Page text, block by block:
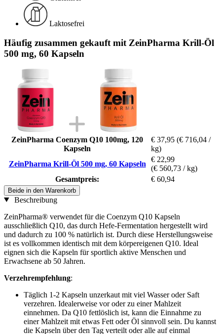
Laktosefrei
Häufig zusammen gekauft mit ZeinPharma Krill-Öl
500 mg, 60 Kapseln
ZeinPharma Coenzym Q10 100mg, 120
Kapseln
€ 37,95 (€ 716,04 /
kg)
ZeinPharma Krill-Öl 500 mg, 60 Kapseln
€ 22,99
(€ 560,73 / kg)
Gesamtpreis:
€ 60,94
Beide in den Warenkorb
Beschreibung
ZeinPharma® verwendet für die Coenzym Q10 Kapseln
ausschließlich Q10, das durch Hefe-Fermentation hergestellt wird
und dadurch zu 100 % natürlich ist. Durch diese Herstellungsweise
ist es vollkommen identisch mit dem körpereigenen Q10. Ideal
eignen sich die Kapseln für sportlich aktive Menschen und
Erwachsene ab 50 Jahren.
Verzehrempfehlung:
Täglich 1-2 Kapseln unzerkaut mit viel Wasser oder Saft
verzehren. Idealerweise vor oder zu einer Mahlzeit
einnehmen. Da Q10 fettlöslich ist, kann die Einnahme zu
einer Mahlzeit mit etwas Fett oder Öl sinnvoll sein. Du kannst
die Kapseln über den Tag verteilt oder alle auf einmal